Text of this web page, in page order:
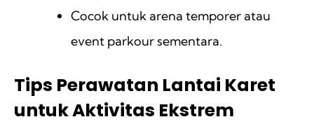
Cocok untuk arena temporer atau
event parkour sementara.
Tips Perawatan Lantai Karet
untuk Aktivitas Ekstrem